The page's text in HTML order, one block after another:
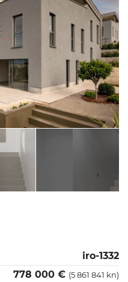
iro-1332
778 000 € (5 861 841 kn)